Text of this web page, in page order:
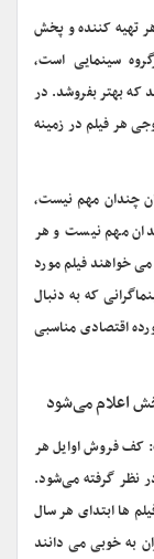
تهیه کننده و پخش
سینمایی است،
که بهتر بفروشد. در
هر فیلم در زمینه
چندان مهم نیست،
مهم نیست و هر
خواهند فیلم مورد
که به دنبال
اقتصادی مناسبی
اعلام می‌شود
کف فروش اوایل هر
نظر گرفته می‌شود.
ها ابتدای هر سال
به خوبی می دانند